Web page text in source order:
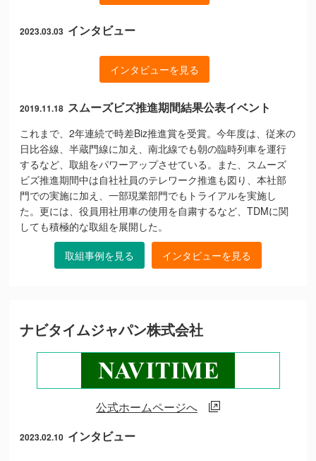
2023.03.03 インタビュー
インタビューを見る
2019.11.18 スムーズビズ推進期間結果公表イベント
これまで、2年連続で時差Biz推進賞を受賞。今年度は、従来の
日比谷線、半蔵門線に加え、南北線でも朝の臨時列車を運行
するなど、取組をパワーアップさせている。また、スムーズ
ビズ推進期間中は自社社員のテレワーク推進も図り、本社部
門での実施に加え、一部現業部門でもトライアルを実施し
た。更には、役員用社用車の使用を自粛するなど、TDMに関
しても積極的な取組を展開した。
取組事例を見る インタビューを見る
ナビタイムジャパン株式会社
公式ホームページへ
2023.02.10 インタビュー